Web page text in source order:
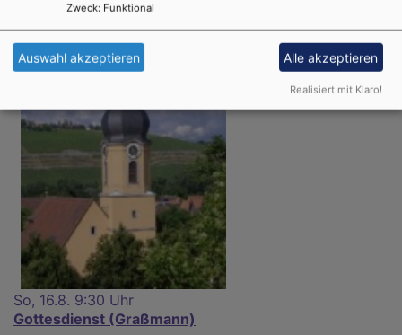
So, 16.8. 9:30 Uhr
Gottesdienst (Graßmann)
Zweck: Funktional
Auswahl akzeptieren Alle akzeptieren
Realisiert mit Klaro!